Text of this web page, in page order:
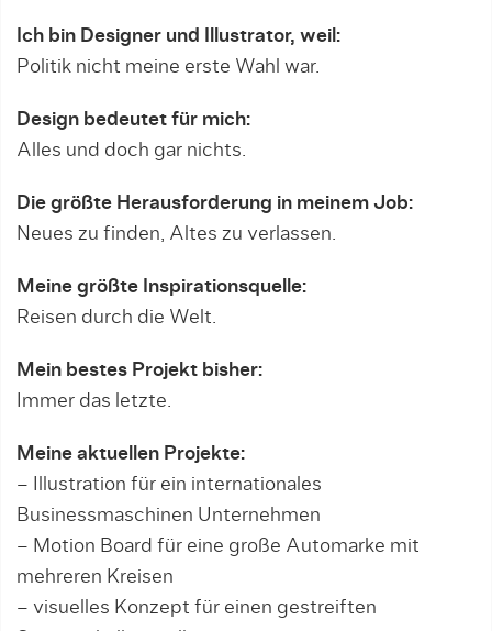
Ich bin Designer und Illustrator, weil:
Politik nicht meine erste Wahl war.
Design bedeutet für mich:
Alles und doch gar nichts.
Die größte Herausforderung in meinem Job:
Neues zu finden, Altes zu verlassen.
Meine größte Inspirationsquelle:
Reisen durch die Welt.
Mein bestes Projekt bisher:
Immer das letzte.
Meine aktuellen Projekte:
– Illustration für ein internationales
Businessmaschinen Unternehmen
– Motion Board für eine große Automarke mit
mehreren Kreisen
– visuelles Konzept für einen gestreiften